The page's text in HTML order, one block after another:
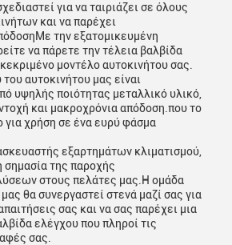
για να ταιριάζει σε όλους
και να παρέχει
την εξατομικευμένη
να πάρετε την τέλεια βαλβίδα
μοντέλο αυτοκινήτου σας.
αυτοκινήτου μας είναι
υψηλής ποιότητας μεταλλικό υλικό,
και μακροχρόνια απόδοση.που το
για χρήση σε ένα ευρύ φάσμα
εξαρτημάτων κλιματισμού,
σημασία της παροχής
στους πελάτες μας.Η ομάδα
θα συνεργαστεί στενά μαζί σας για
σας και να σας παρέχει μια
ελέγχου που πληροί τις
σας.